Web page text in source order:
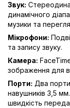
Звук:
динамічного
музики та
Мікрофони:
та запису звуку.
Камера:
зображення для
Порти: Два
навушників 3,5
швидкість